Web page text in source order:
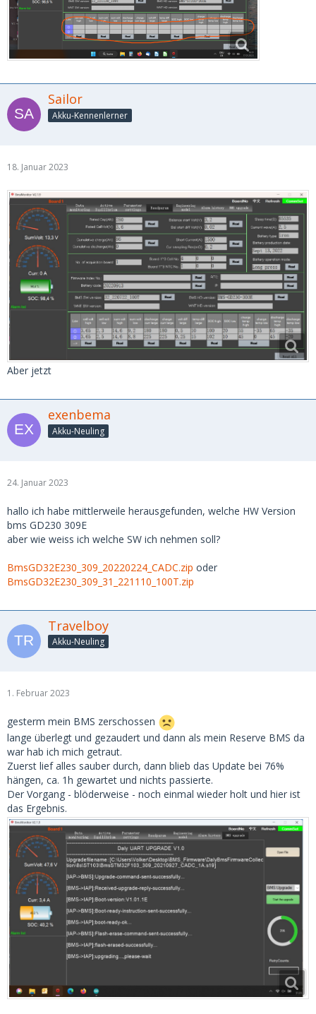
Sailor
Akku-Kennenlerner
18. Januar 2023
Aber jetzt
exenbema
Akku-Neuling
24. Januar 2023
hallo ich habe mittlerweile herausgefunden, welche HW Version
bms GD230 309E
aber wie weiss ich welche SW ich nehmen soll?
BmsGD32E230_309_20220224_CADC.zip oder
BmsGD32E230_309_31_221110_100T.zip
Travelboy
Akku-Neuling
1. Februar 2023
gesterm mein BMS zerschossen
lange überlegt und gezaudert und dann als mein Reserve BMS da
war hab ich mich getraut.
Zuerst lief alles sauber durch, dann blieb das Update bei 76%
hängen, ca. 1h gewartet und nichts passierte.
Der Vorgang - blöderweise - noch einmal wieder holt und hier ist
das Ergebnis.